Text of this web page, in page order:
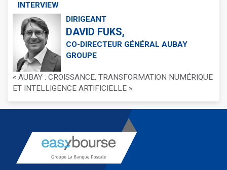
INTERVIEW
DIRIGEANT
DAVID FUKS,
CO-DIRECTEUR GÉNÉRAL AUBAY
GROUPE
« AUBAY : CROISSANCE, TRANSFORMATION NUMÉRIQUE
ET INTELLIGENCE ARTIFICIELLE »